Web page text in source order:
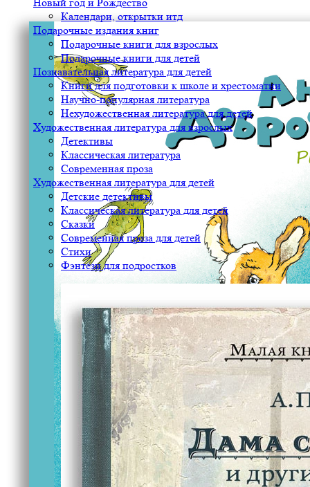
Календари, открытки итд
Подарочные издания книг
Подарочные книги для взрослых
Подарочные книги для детей
Познавательная литература для детей
Книги для подготовки к школе и хрестоматии
Научно-популярная литература
Нехудожественная литература для детей
Художественная литература для взрослых
Детективы
Классическая литература
Современная проза
Художественная литература для детей
Детские детективы
Классическая литература для детей
Сказки
Современная проза для детей
Стихи
Фэнтези для подростков